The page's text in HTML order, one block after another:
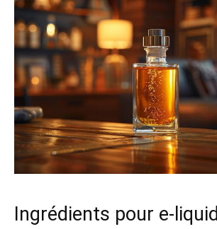
Ingrédients pour e-